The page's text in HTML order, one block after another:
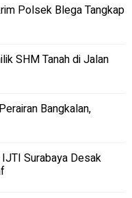
Polsek Blega Tangkap
SHM Tanah di Jalan
Bangkalan,
Surabaya Desak